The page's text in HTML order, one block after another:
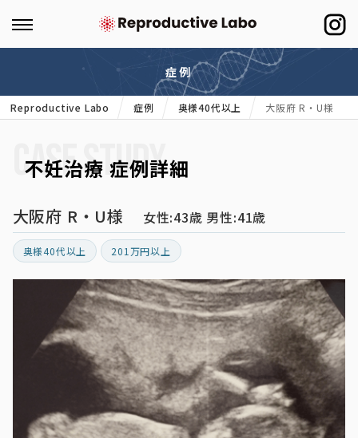
症例
Reproductive Labo 症例 奥様40代以上 大阪府 R・U様
CASE STUDY
不妊治療 症例詳細
大阪府 R・U様 女性:43歳 男性:41歳
奥様40代以上 201万円以上